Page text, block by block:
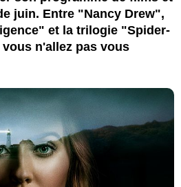
juin. Entre "Nancy Drew",
et la trilogie "Spider-
n'allez pas vous